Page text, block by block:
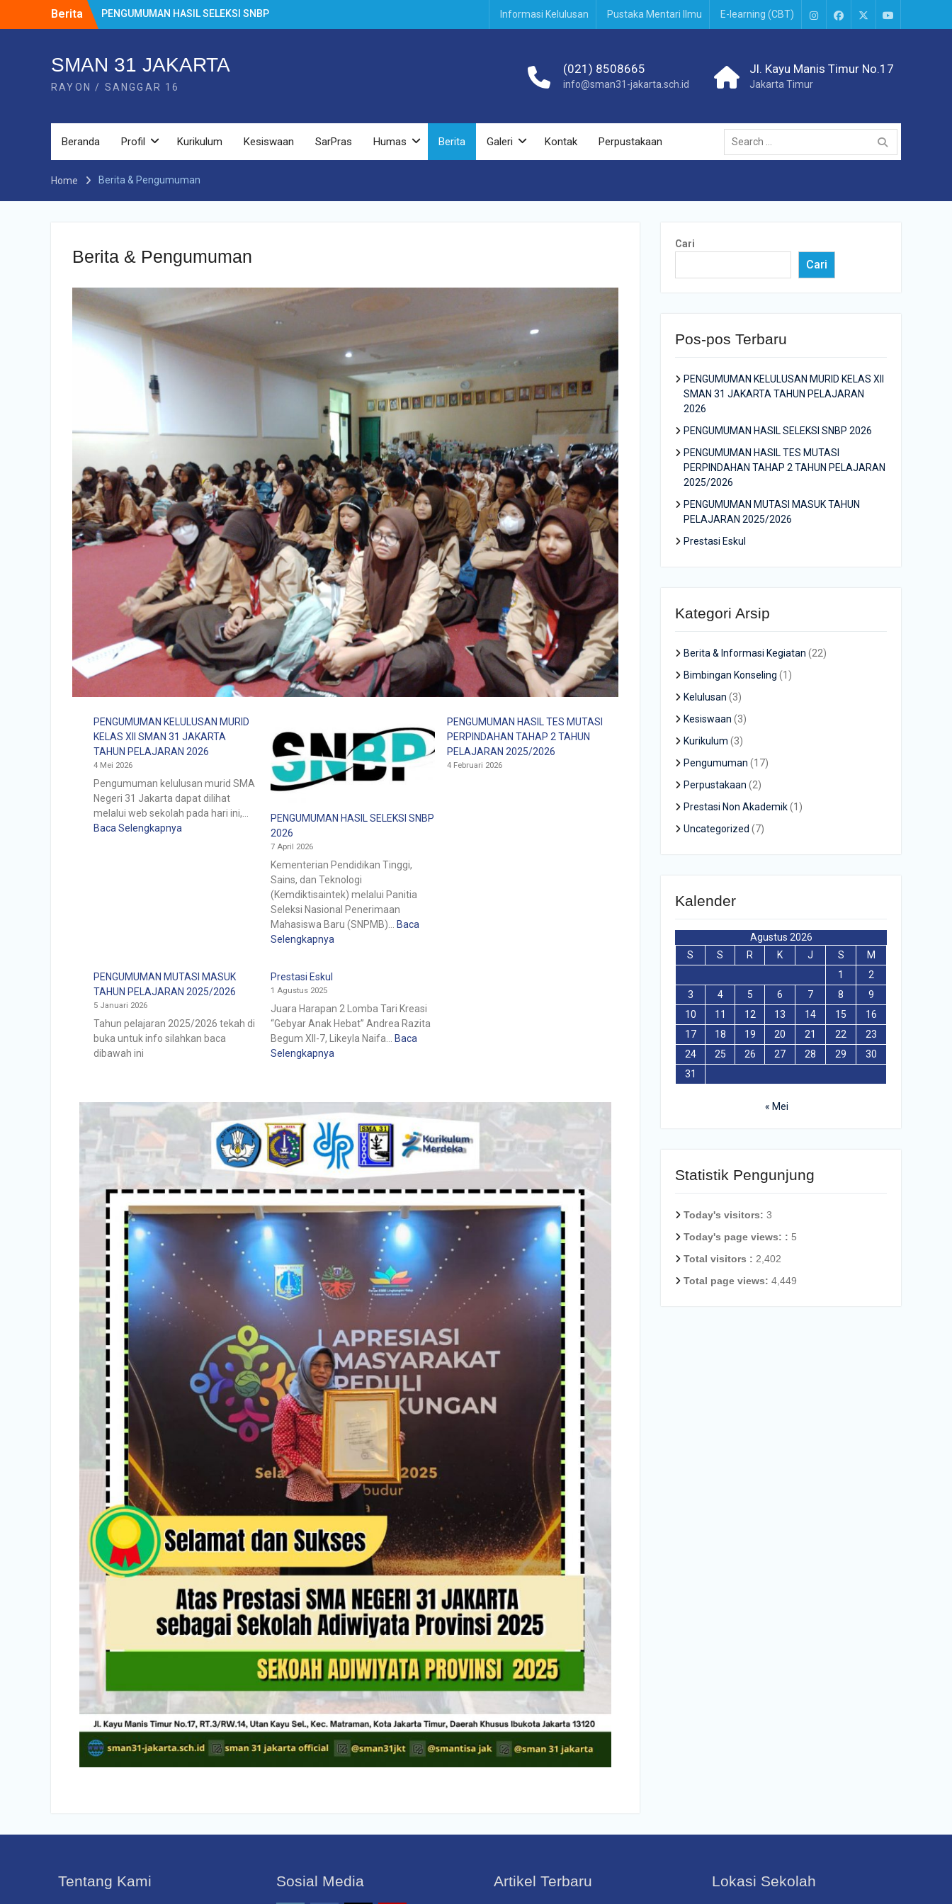
Berita
PENGUMUMAN HASIL SELEKSI SNBP
2026
PERPINDAHAN TAHAP 2 TAHUN
PELAJARAN 2025/2026
PENGUMUMAN MUTASI MASUK TAHUN
Perpaduan Rasa Budaya dan Kesehatan
PENGUMUMAN KELULUSAN MURID KELAS
XII SMAN 31 JAKARTA TAHUN
Informasi Kelulusan Pustaka Mentari Ilmu E-learning (CBT)
SMAN 31 JAKARTA
RAYON / SANGGAR 16
(021) 8508665
info@sman31-jakarta.sch.id
Jl. Kayu Manis Timur No.17
Jakarta Timur
Beranda Profil Kurikulum Kesiswaan SarPras Humas Berita Galeri Kontak Perpustakaan
Home Berita & Pengumuman
Berita & Pengumuman
PENGUMUMAN KELULUSAN MURID
KELAS XII SMAN 31 JAKARTA
TAHUN PELAJARAN 2026
4 Mei 2026
Pengumuman kelulusan murid SMA
Negeri 31 Jakarta dapat dilihat
melalui web sekolah pada hari ini,…
Baca Selengkapnya
PENGUMUMAN HASIL SELEKSI SNBP
2026
7 April 2026
Kementerian Pendidikan Tinggi,
Sains, dan Teknologi
(Kemdiktisaintek) melalui Panitia
Seleksi Nasional Penerimaan
Mahasiswa Baru (SNPMB)…
Baca
Selengkapnya
PENGUMUMAN HASIL TES MUTASI
PERPINDAHAN TAHAP 2 TAHUN
PELAJARAN 2025/2026
4 Februari 2026
PENGUMUMAN MUTASI MASUK
TAHUN PELAJARAN 2025/2026
5 Januari 2026
Tahun pelajaran 2025/2026 tekah di
buka untuk info silahkan baca
dibawah ini
Prestasi Eskul
1 Agustus 2025
Juara Harapan 2 Lomba Tari Kreasi
“Gebyar Anak Hebat” Andrea Razita
Begum XII-7, Likeyla Naifa…
Baca
Selengkapnya
Cari
Cari
Pos-pos Terbaru
PENGUMUMAN KELULUSAN MURID KELAS XII
SMAN 31 JAKARTA TAHUN PELAJARAN
2026
PENGUMUMAN HASIL SELEKSI SNBP 2026
PENGUMUMAN HASIL TES MUTASI
PERPINDAHAN TAHAP 2 TAHUN PELAJARAN
2025/2026
PENGUMUMAN MUTASI MASUK TAHUN
PELAJARAN 2025/2026
Prestasi Eskul
Kategori Arsip
Berita & Informasi Kegiatan (22)
Bimbingan Konseling (1)
Kelulusan (3)
Kesiswaan (3)
Kurikulum (3)
Pengumuman (17)
Perpustakaan (2)
Prestasi Non Akademik(1)
Uncategorized (7)
Kalender
Agustus 2026
S
S R K J S
M
1
2
3
4 5 6 7 8
9
10
11 12 13 14 15
16
17
18 19 20 21 22
23
24
25 26 27 28 29
30
31
« Mei
Statistik Pengunjung
Today's visitors: 3
Today's page views: : 5
Total visitors : 2,402
Total page views: 4,449
Tentang Kami Sosial Media Artikel Terbaru Lokasi Sekolah